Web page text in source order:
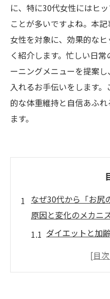
に、特に30代女性にはヒ
ことが多いですよね。本
女性を対象に、効果的な
く紹介します。忙しい日
ーニングメニューを提案
入れるお手伝いをします
的な体重維持と自信あふ
ます。
なぜ30代から「お尻
原因と変化のメカニ
ダイエットと加